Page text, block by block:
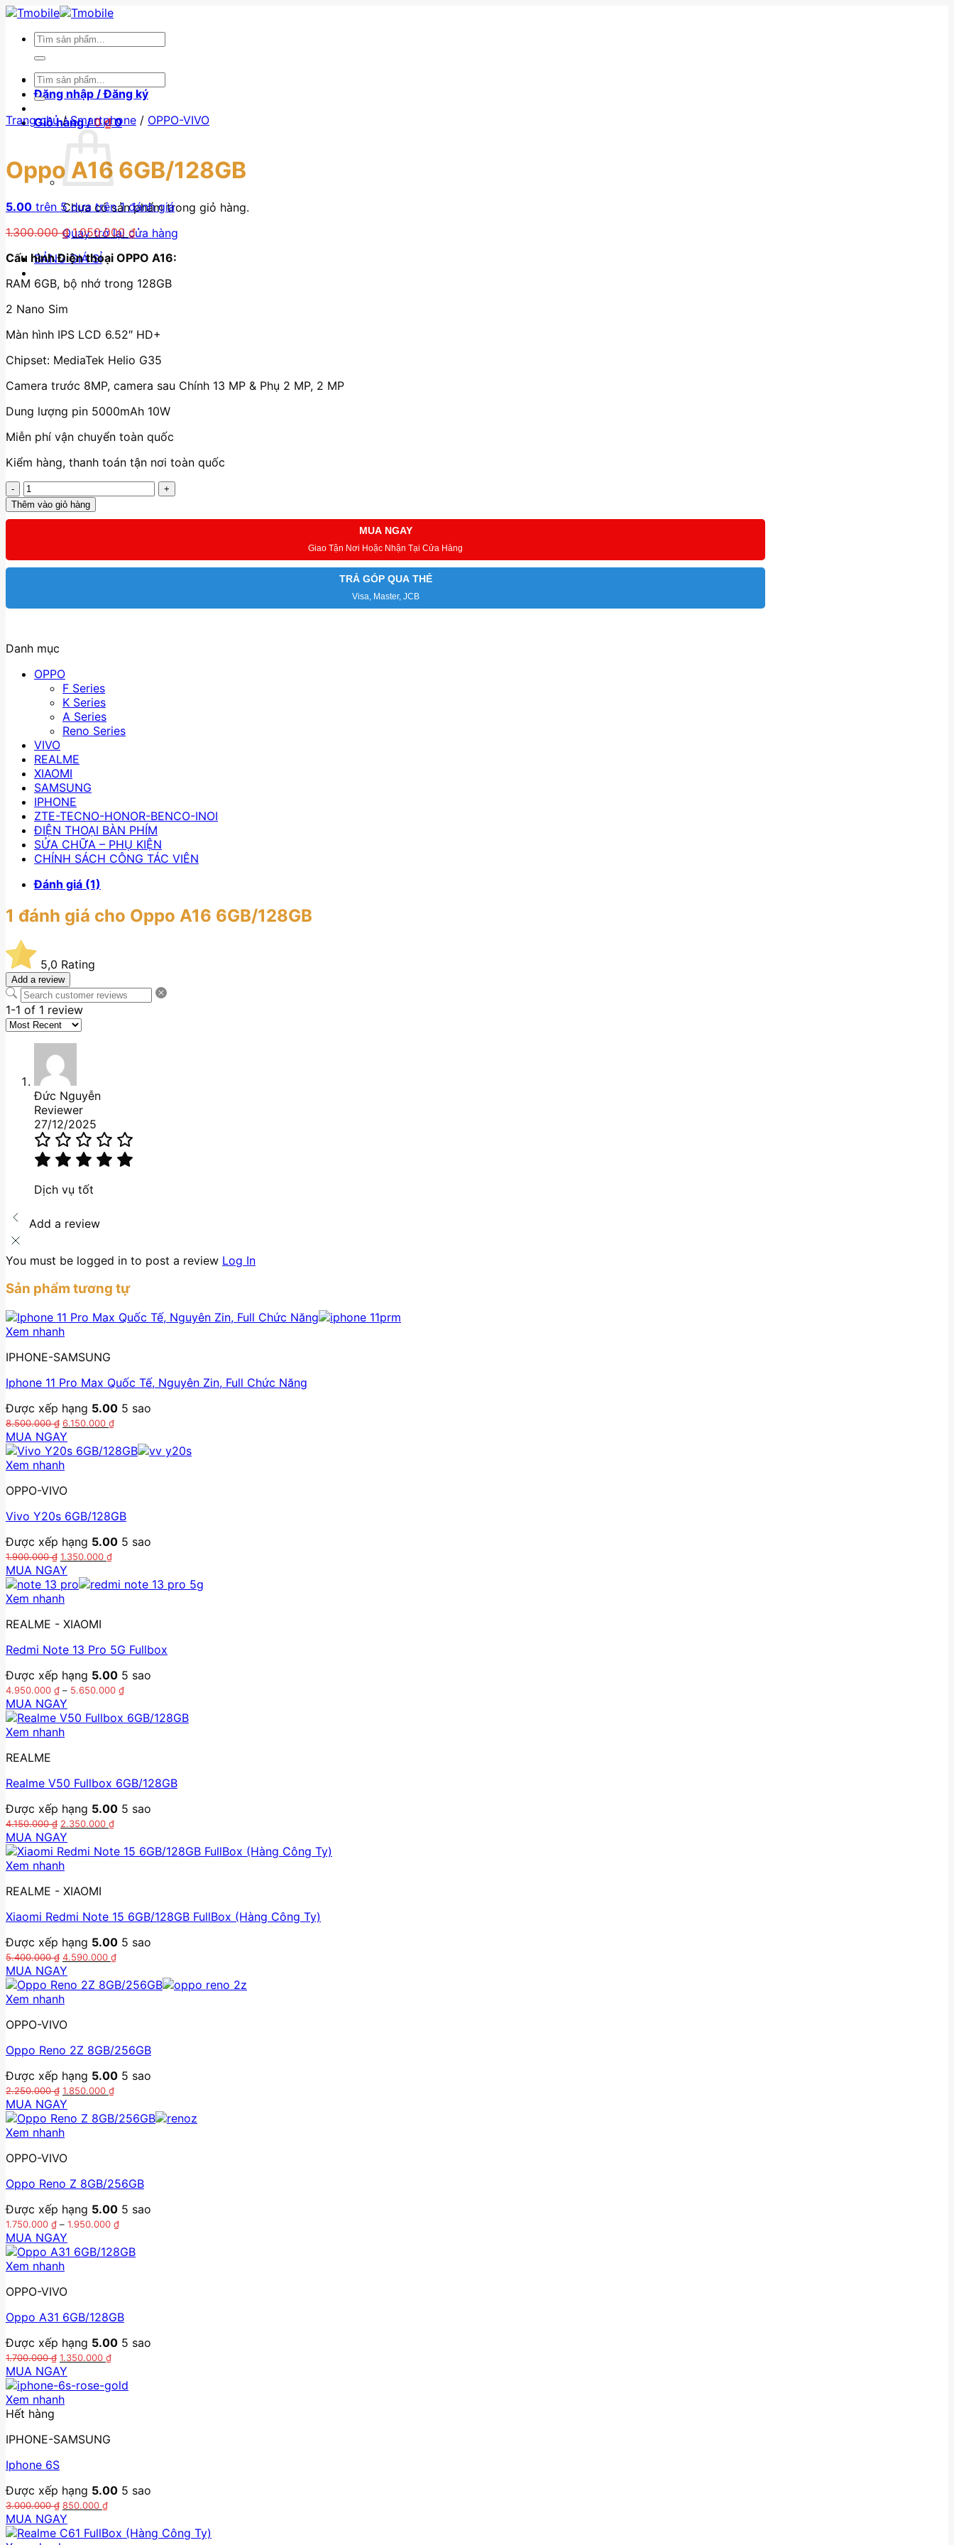
Skip
contentTìm
BẢNG GIÁ SỈ
Đăng nhập / Đăng ký
Giỏ hàng /0₫ 0
Chưa có sản phẩm trong giỏ hàng.
Quay trở lại cửa hàng
BẢNG GIÁ SỈ
Tìm
kiếm:
Trang chủ / Smartphone / OPPO-VIVO
Oppo A16 6GB/128GB
5.00 trên 5 dựa trên1đánh giá
1.300.000₫ Giá
là:
1.050.000 ₫Giá
tại
1.050.000 ₫.
Cấu hình Điện thoại OPPO A16:
RAM 6GB, bộ nhớ trong 128GB
2 Nano Sim
Màn hình IPS LCD 6.52″ HD+
Chipset: MediaTek Helio G35
Camera trước 8MP, camera sau Chính 13 MP & Phụ 2 MP, 2 MP
Dung lượng pin 5000mAh 10W
Miễn phí vận chuyển toàn quốc
Kiểm hàng, thanh toán tận nơi toàn quốc
Oppo
A16
6GB/128GB
Thêm vào giỏ hàng
MUA NGAY
Giao Tận Nơi Hoặc Nhận Tại Cửa Hàng
TRẢ GÓP QUA THẺ
Visa, Master, JCB
Danh mục
OPPO
F Series
K Series
A Series
Reno Series
VIVO
REALME
XIAOMI
SAMSUNG
IPHONE
ZTE-TECNO-HONOR-BENCO-INOI
ĐIỆN THOẠI BÀN PHÍM
SỬA CHỮA – PHỤ KIỆN
CHÍNH SÁCH CÔNG TÁC VIÊN
Đánh giá (1)
1 đánh giá cho Oppo A16 6GB/128GB
5,0 Rating
Add a review
1-1 of 1 review
Đức Nguyễn
Reviewer
27/12/2025
Dịch vụ tốt
Add a review
You must be logged in to post a review Log In
Sản phẩm tương tự
Xem nhanh
IPHONE-SAMSUNG
Iphone 11 Pro Max Quốc Tế, Nguyên Zin, Full Chức Năng
Được xếp hạng 5.00 5 sao
8.500.000₫ Giá
gốc
là:
8.500.000 ₫.
6.150.000 ₫Giá
là:
MUA NGAY
Xem nhanh
OPPO-VIVO
Vivo Y20s 6GB/128GB
Được xếp hạng 5.00 5 sao
1.900.000₫ Giá
gốc
là:
1.900.000 ₫.
1.350.000 ₫Giá
là:
MUA NGAY
Xem nhanh
REALME - XIAOMI
Redmi Note 13 Pro 5G Fullbox
Được xếp hạng 5.00 5 sao
4.950.000 ₫ – 5.650.000 ₫Khoảng
4.950.000 ₫
MUA NGAY
Sản
phẩm
có
biến
thể.
Các
tùy
chọn
có
thể
được
trên
sản
phẩm
Xem nhanh
REALME
Realme V50 Fullbox 6GB/128GB
Được xếp hạng 5.00 5 sao
4.150.000₫ Giá
gốc
là:
4.150.000 ₫.
2.350.000 ₫Giá
là:
MUA NGAY
Xem nhanh
REALME - XIAOMI
Xiaomi Redmi Note 15 6GB/128GB FullBox (Hàng Công Ty)
Được xếp hạng 5.00 5 sao
5.400.000₫ Giá
gốc
là:
5.400.000 ₫.
4.590.000 ₫Giá
là:
MUA NGAY
Xem nhanh
OPPO-VIVO
Oppo Reno 2Z 8GB/256GB
Được xếp hạng 5.00 5 sao
2.250.000₫ Giá
gốc
là:
2.250.000 ₫.
1.850.000 ₫Giá
là:
MUA NGAY
Xem nhanh
OPPO-VIVO
Oppo Reno Z 8GB/256GB
Được xếp hạng 5.00 5 sao
1.750.000 ₫ – 1.950.000 ₫Khoảng
1.750.000 ₫
MUA NGAY
Sản
phẩm
có
biến
thể.
Các
tùy
chọn
có
thể
được
chọn
trang
phẩm
Xem nhanh
OPPO-VIVO
Oppo A31 6GB/128GB
Được xếp hạng 5.00 5 sao
1.700.000₫ Giá
gốc
là:
1.700.000 ₫.
1.350.000 ₫Giá
là:
MUA NGAY
Xem nhanh
Hết hàng
IPHONE-SAMSUNG
Iphone 6S
Được xếp hạng 5.00 5 sao
3.000.000₫ Giá
gốc
là:
3.000.000 ₫.
850.000 ₫Giá
là:
MUA NGAY